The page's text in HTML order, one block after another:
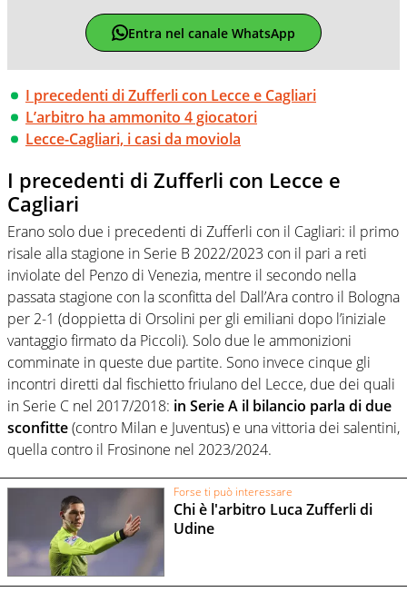
Entra nel canale WhatsApp
I precedenti di Zufferli con Lecce e Cagliari
L’arbitro ha ammonito 4 giocatori
Lecce-Cagliari, i casi da moviola
I precedenti di Zufferli con Lecce e
Cagliari
Erano solo due i precedenti di Zufferli con il Cagliari: il primo
risale alla stagione in Serie B 2022/2023 con il pari a reti
inviolate del Penzo di Venezia, mentre il secondo nella
passata stagione con la sconfitta del Dall’Ara contro il Bologna
per 2-1 (doppietta di Orsolini per gli emiliani dopo l’iniziale
vantaggio firmato da Piccoli). Solo due le ammonizioni
comminate in queste due partite. Sono invece cinque gli
incontri diretti dal fischietto friulano del Lecce, due dei quali
in Serie C nel 2017/2018: in Serie A il bilancio parla di due
sconfitte(contro Milan e Juventus) e una vittoria dei salentini,
quella contro il Frosinone nel 2023/2024.
Forse ti può interessare
Chi è l'arbitro Luca Zufferli di
Udine